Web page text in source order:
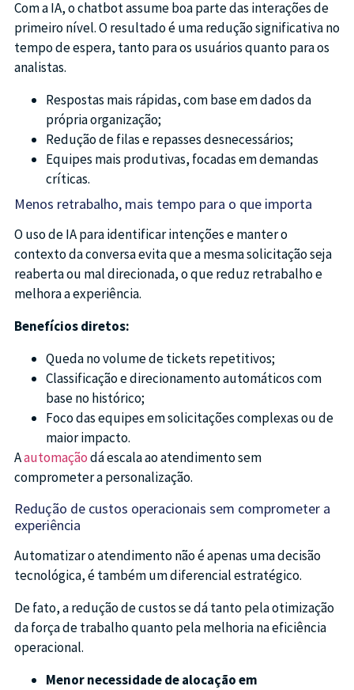
Com a IA, o chatbot assume boa parte das interações de
primeiro nível. O resultado é uma redução significativa no
tempo de espera, tanto para os usuários quanto para os
analistas.
Respostas mais rápidas, com base em dados da
própria organização;
Redução de filas e repasses desnecessários;
Equipes mais produtivas, focadas em demandas
críticas.
Menos retrabalho, mais tempo para o que importa
O uso de IA para identificar intenções e manter o
contexto da conversa evita que a mesma solicitação seja
reaberta ou mal direcionada, o que reduz retrabalho e
melhora a experiência.
Benefícios diretos:
Queda no volume de tickets repetitivos;
Classificação e direcionamento automáticos com
base no histórico;
Foco das equipes em solicitações complexas ou de
maior impacto.
Aautomaçãodá escala ao atendimento sem
comprometer a personalização.
Redução de custos operacionais sem comprometer a
experiência
Automatizar o atendimento não é apenas uma decisão
tecnológica, é também um diferencial estratégico.
De fato, a redução de custos se dá tanto pela otimização
da força de trabalho quanto pela melhoria na eficiência
operacional.
Menor necessidade de alocação em